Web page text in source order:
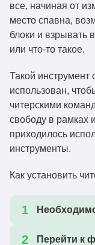
все, начиная от
место спавна,
блоки и взрывать
или что-то такое.
Такой инструмент
использован,
читерскими
свободу в рамках
приходилось
инструменты.
Как установить
Перейти к